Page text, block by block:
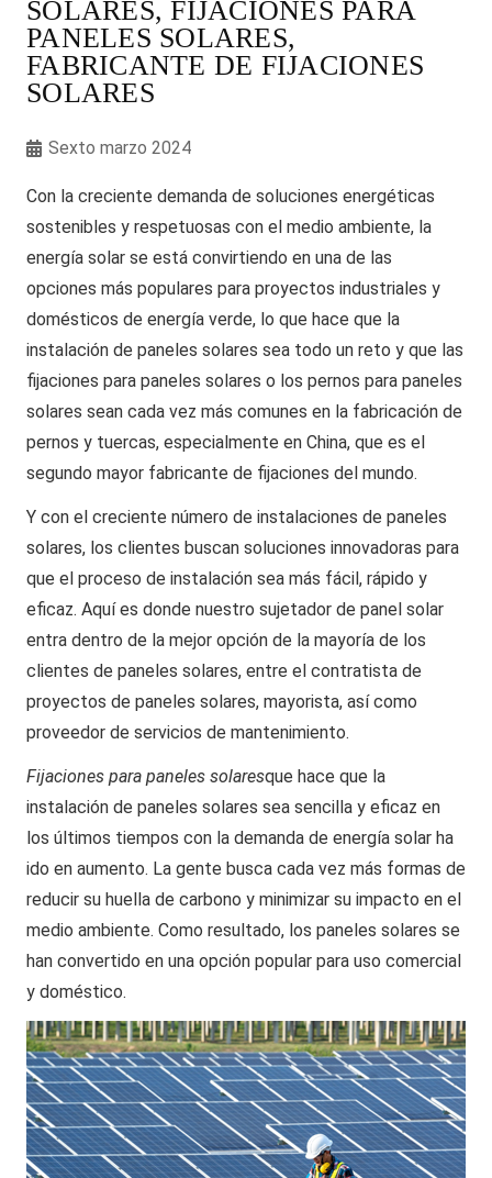
SOLARES, FIJACIONES PARA
PANELES SOLARES,
FABRICANTE DE FIJACIONES
SOLARES
Sexto marzo 2024
Con la creciente demanda de soluciones energéticas
sostenibles y respetuosas con el medio ambiente, la
energía solar se está convirtiendo en una de las
opciones más populares para proyectos industriales y
domésticos de energía verde, lo que hace que la
instalación de paneles solares sea todo un reto y que las
fijaciones para paneles solares o los pernos para paneles
solares sean cada vez más comunes en la fabricación de
pernos y tuercas, especialmente en China, que es el
segundo mayor fabricante de fijaciones del mundo.
Y con el creciente número de instalaciones de paneles
solares, los clientes buscan soluciones innovadoras para
que el proceso de instalación sea más fácil, rápido y
eficaz. Aquí es donde nuestro sujetador de panel solar
entra dentro de la mejor opción de la mayoría de los
clientes de paneles solares, entre el contratista de
proyectos de paneles solares, mayorista, así como
proveedor de servicios de mantenimiento.
Fijaciones para paneles solaresque hace que la
instalación de paneles solares sea sencilla y eficaz en
los últimos tiempos con la demanda de energía solar ha
ido en aumento. La gente busca cada vez más formas de
reducir su huella de carbono y minimizar su impacto en el
medio ambiente. Como resultado, los paneles solares se
han convertido en una opción popular para uso comercial
y doméstico.